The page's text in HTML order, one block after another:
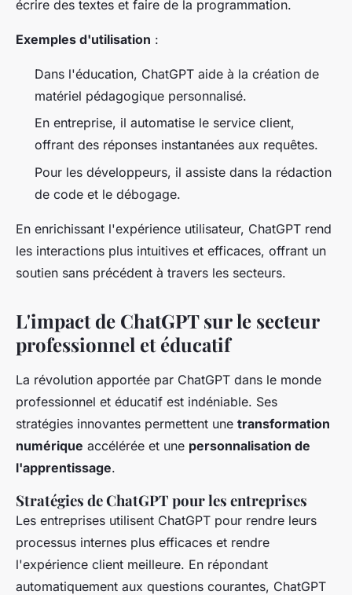
écrire des textes et faire de la programmation.
Exemples d'utilisation :
Dans l'éducation, ChatGPT aide à la création de
matériel pédagogique personnalisé.
En entreprise, il automatise le service client,
offrant des réponses instantanées aux requêtes.
Pour les développeurs, il assiste dans la rédaction
de code et le débogage.
En enrichissant l'expérience utilisateur, ChatGPT rend
les interactions plus intuitives et efficaces, offrant un
soutien sans précédent à travers les secteurs.
L'impact de ChatGPT sur le secteur
professionnel et éducatif
La révolution apportée par ChatGPT dans le monde
professionnel et éducatif est indéniable. Ses
stratégies innovantes permettent une transformation
numérique accélérée et une personnalisation de
l'apprentissage.
Stratégies de ChatGPT pour les entreprises
Les entreprises utilisent ChatGPT pour rendre leurs
processus internes plus efficaces et rendre
l'expérience client meilleure. En répondant
automatiquement aux questions courantes, ChatGPT